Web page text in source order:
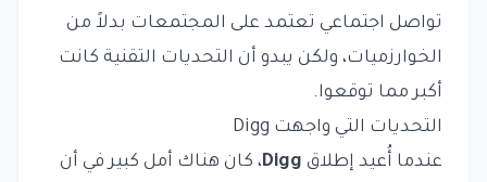
تواصل اجتماعي تعتمد على المجتمعات بدلاً من
الخوارزميات، ولكن يبدو أن التحديات التقنية كانت
أكبر مما توقعوا.
التحديات التي واجهت Digg
عندما أُعيد إطلاق Digg، كان هناك أمل كبير في أن